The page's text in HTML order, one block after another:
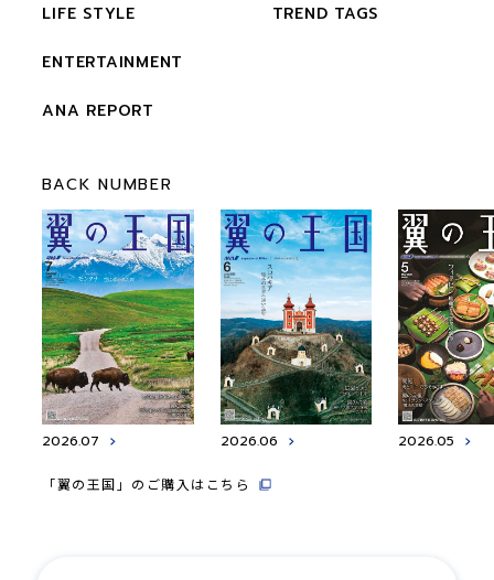
LIFE STYLE
ENTERTAINMENT
ANA REPORT
TREND TAGS
BACK NUMBER
2026.07 2026.06 2026.05
「翼の王国」のご購入はこちら